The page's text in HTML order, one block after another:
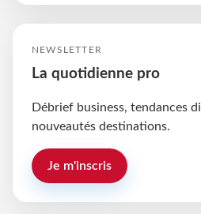
NEWSLETTER
La quotidienne pro
Débrief business, tendances
nouveautés destinations.
Je m'inscris